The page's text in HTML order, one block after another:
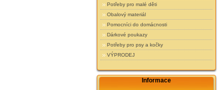
Potřeby pro malé děti
Obalový materiál
Pomocníci do domácnosti
Dárkové poukazy
Potřeby pro psy a kočky
VÝPRODEJ
Informace